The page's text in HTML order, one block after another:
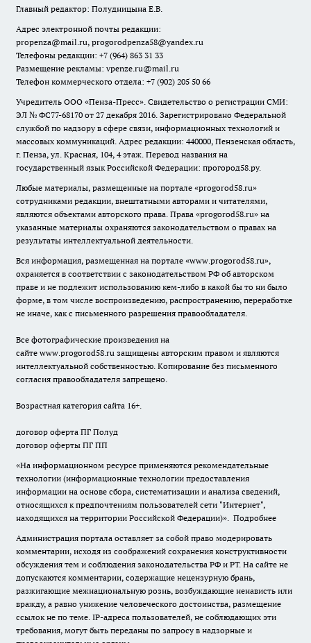
Главный редактор: Полудницына Е.В.
Адрес электронной почты редакции:
propenza@mail.ru, progorodpenza58@yandex.ru
Телефоны редакции: +7 (964) 863 31 33
Размещение рекламы: vpenze.ru@mail.ru
Телефон коммерческого отдела: +7 (902) 205 50 66
Учредитель ООО «Пенза-Пресс». Свидетельство о регистрации СМИ:
ЭЛ № ФС77-68170 от 27 декабря 2016. Зарегистрировано Федеральной
службой по надзору в сфере связи, информационных технологий и
массовых коммуникаций. Адрес редакции: 440000, Пензенская область,
г. Пенза, ул. Красная, 104, 4 этаж. Перевод названия на
государственный язык Российской Федерации: прогород58.ру.
Любые материалы, размещенные на портале «progorod58.ru»
сотрудниками редакции, внештатными авторами и читателями,
являются объектами авторского права. Права «progorod58.ru» на
указанные материалы охраняются законодательством о правах на
результаты интеллектуальной деятельности.
Вся информация, размещенная на портале «www.progorod58.ru»,
охраняется в соответствии с законодательством РФ об авторском
праве и не подлежит использованию кем-либо в какой бы то ни было
форме, в том числе воспроизведению, распространению, переработке
не иначе, как с письменного разрешения правообладателя.
Все фотографические произведения на
сайте www.progorod58.ru защищены авторским правом и являются
интеллектуальной собственностью. Копирование без письменного
согласия правообладателя запрещено.
Возрастная категория сайта 16+.
договор оферта ПГ Полуд
договор оферты ПГ ПП
«На информационном ресурсе применяются рекомендательные
технологии (информационные технологии предоставления
информации на основе сбора, систематизации и анализа сведений,
относящихся к предпочтениям пользователей сети "Интернет",
находящихся на территории Российской Федерации)». Подробнее
Администрация портала оставляет за собой право модерировать
комментарии, исходя из соображений сохранения конструктивности
обсуждения тем и соблюдения законодательства РФ и РТ. На сайте не
допускаются комментарии, содержащие нецензурную брань,
разжигающие межнациональную рознь, возбуждающие ненависть или
вражду, а равно унижение человеческого достоинства, размещение
ссылок не по теме. IP-адреса пользователей, не соблюдающих эти
требования, могут быть переданы по запросу в надзорные и